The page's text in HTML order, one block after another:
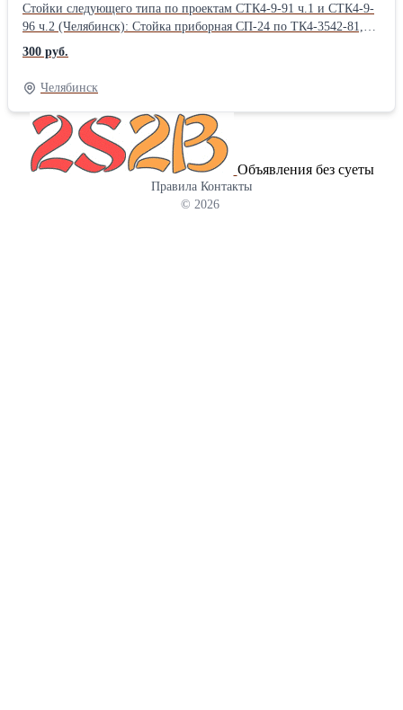
Стойки следующего типа по проектам СТК4-9-91 ч.1 и СТК4-9-
96 ч.2 (Челябинск): Стойка приборная СП-24 по ТК4-3542-81,
Стойка приборная СП-25 по ТК4-3542-81, Стойка приборная
СП-27 по ТК4-3450-81, Стойка приборная СП-28 по ТК4-3450-
81, Стойка приборная СП-1 по ТК4-550-83, Стойка приборная
СП-2 по ТК4-550-83, Стойка приборная СП-23 по ТК4-3490-81,
Стойка приборная СП-18 по ТК4-3544-81, Стойка приборная
СП-29 по ТК4-3544-81, Стойка приборная СП-3 по ТК4-3495-81,
Стойка приборная СП-4 по ТК4-3495-81, Стойка приборная
СП-5 по ТК4-3495-81, Стойка приборная СП-31 по ТК4-3495-81,
Стойка приборная СП-32 по ТК4-3495-81, Стойка приборная
СП-30 по ТК4-3495-81, Стойка приборная СП-13 по ТК4-3543-
300 руб.
Челябинск
Объявления без суеты
Правила Контакты
© 2026